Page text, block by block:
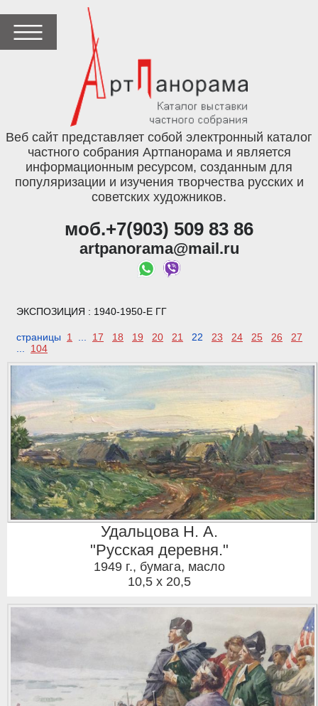
Веб сайт представляет собой электронный каталог
частного собрания Артпанорама и является
информационным ресурсом, созданным для
популяризации и изучения творчества русских и
советских художников.
моб.+7(903) 509 83 86
artpanorama@mail.ru
ЭКСПОЗИЦИЯ : 1940-1950-Е ГГ
страницы 1 ... 17 18 19 20 21 22 23 24 25 26
27
... 104
Удальцова Н. А.
"Русская деревня."
1949 г., бумага, масло
10,5 x 20,5